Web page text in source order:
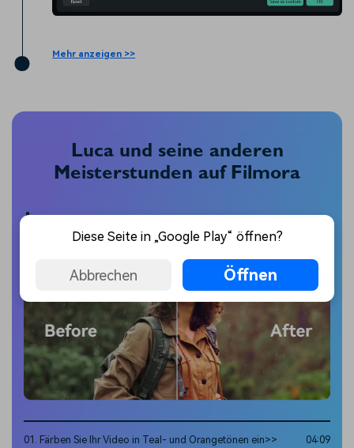
Mehr anzeigen >>
Luca und seine anderen
Meisterstunden auf Filmora
01. Färben Sie Ihr Video in Teal- und Orangetönen ein>> 04:09
Diese Seite in „Google Play“ öffnen?
Abbrechen Öffnen